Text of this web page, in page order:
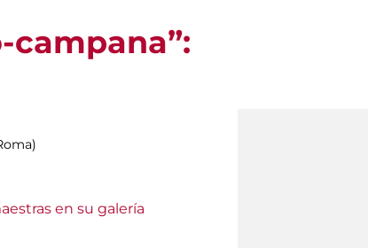
en su galería